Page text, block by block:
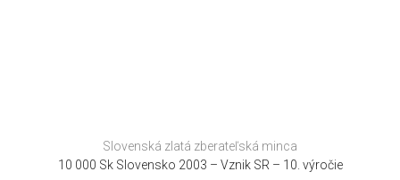
Slovenská zlatá zberateľská minca
10 000 Sk Slovensko 2003 – Vznik SR – 10. výročie